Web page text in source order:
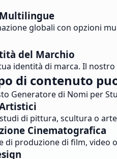
globali con opzioni
del Marchio
identità di marca. Il
di contenuto
Generatore di Nomi per
di pittura, scultura o
Cinematografica
di produzione di film, video